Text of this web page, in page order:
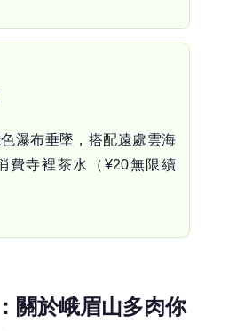
瀑布垂墜，搭配遠處雲海
費寺裡茶水（¥20無限續
關於峨眉山多肉你